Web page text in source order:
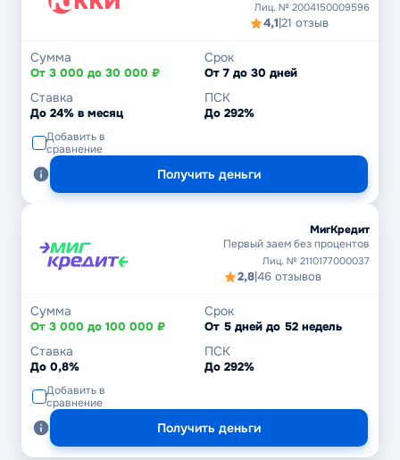
Лиц. № 2004150009596
4,1|21 отзыв
Сумма
От 3 000 до 30 000 ₽
Срок
От 7 до 30 дней
Ставка
До 24% в месяц
ПСК
До 292%
Добавить в
сравнение
Получить деньги
МигКредит
Первый заем без процентов
Лиц. № 2110177000037
2,8|46 отзывов
Сумма
От 3 000 до 100 000 ₽
Срок
От 5 дней до 52 недель
Ставка
До 0,8%
ПСК
До 292%
Добавить в
сравнение
Получить деньги